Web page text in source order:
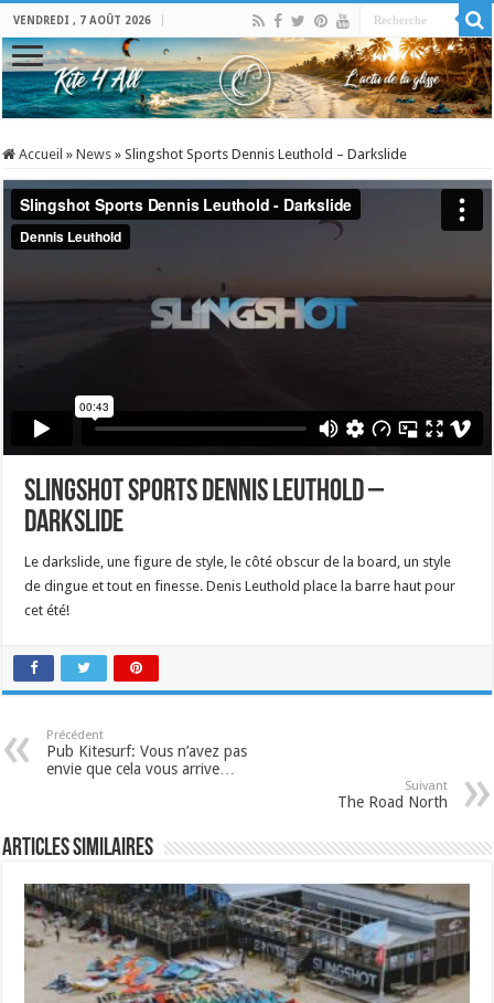
VENDREDI , 7 AOÛT 2026
Accueil » News » Slingshot Sports Dennis Leuthold – Darkslide
Slingshot Sports Dennis Leuthold –
Darkslide
Le darkslide, une figure de style, le côté obscur de la board, un style
de dingue et tout en finesse. Denis Leuthold place la barre haut pour
cet été!
Précédent
Pub Kitesurf: Vous n’avez pas
envie que cela vous arrive…
Suivant
The Road North
Articles similaires